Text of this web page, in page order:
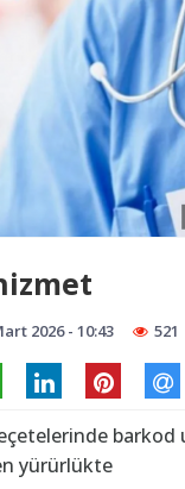
2026 - 10:43 521
barkod
yürürlükte